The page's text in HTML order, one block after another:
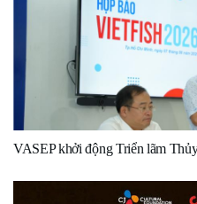
VASEP khởi động Triển lãm